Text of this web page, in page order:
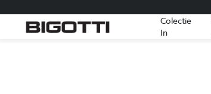
Colectie
In